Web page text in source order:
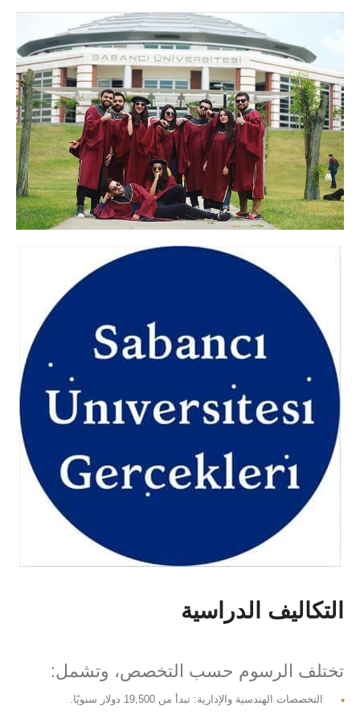
التكاليف الدراسية
تختلف الرسوم حسب التخصص، وتشمل:
التخصصات الهندسية والإدارية: تبدأ من 19,500 دولار سنويًا.